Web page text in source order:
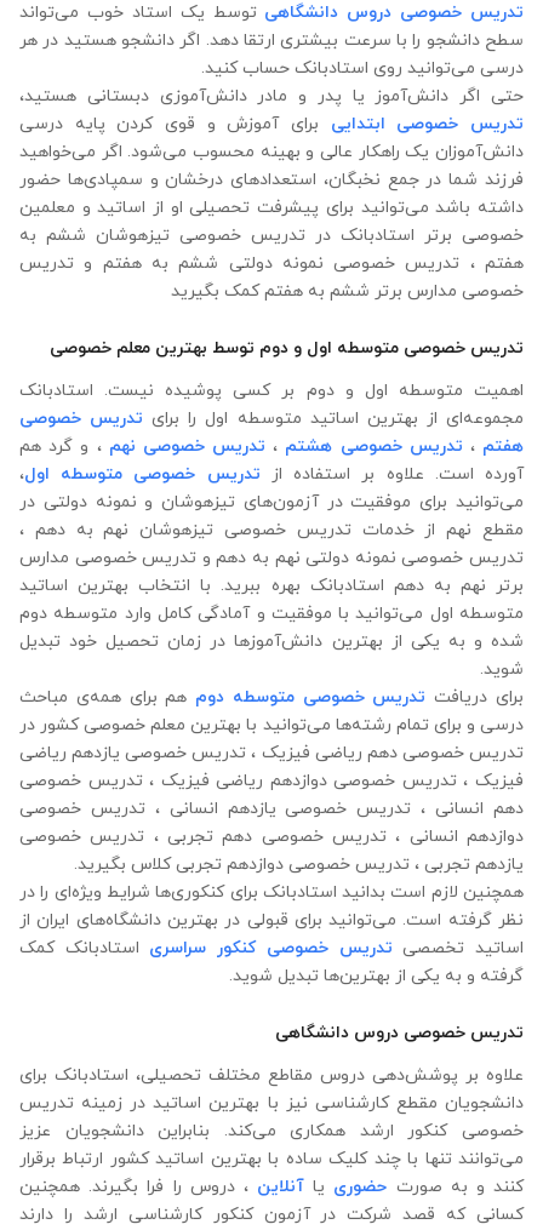
تدریس خصوصی دروس دانشگاهیتوسط یک استاد خوب می‌تواند
سطح دانشجو را با سرعت بیشتری ارتقا دهد. اگر دانشجو هستید در هر
درسی می‌توانید روی استادبانک حساب کنید.
حتی اگر دانش‌آموز یا پدر و مادر دانش‌آموزی دبستانی هستید،
تدریس خصوصی ابتدایی برای آموزش و قوی کردن پایه درسی
دانش‌آموزان یک راهکار عالی و بهینه محسوب می‌شود. اگر می‌خواهید
فرزند شما در جمع نخبگان، استعدادهای درخشان و سمپادی‌ها حضور
داشته باشد می‌توانید برای پیشرفت تحصیلی او از اساتید و معلمین
خصوصی برتر استادبانک در تدریس خصوصی تیزهوشان ششم به
هفتم ، تدریس خصوصی نمونه دولتی ششم به هفتم و تدریس
خصوصی مدارس برتر ششم به هفتم کمک بگیرید
تدریس خصوصی متوسطه اول و دوم توسط بهترین معلم خصوصی
اهمیت متوسطه اول و دوم بر کسی پوشیده نیست. استادبانک
مجموعه‌ای از بهترین اساتید متوسطه اول را برای تدریس خصوصی
هفتم، تدریس خصوصی هشتم ، تدریس خصوصی نهم، و گرد هم
آورده است. علاوه ‌بر استفاده از تدریس خصوصی متوسطه اول،
می‌توانید برای موفقیت در آزمون‌های تیزهوشان و نمونه دولتی در
مقطع نهم از خدمات تدریس خصوصی تیزهوشان نهم به دهم ،
تدریس خصوصی نمونه دولتی نهم به دهم و تدریس خصوصی مدارس
برتر نهم به دهم استادبانک بهره‌ ببرید. با انتخاب بهترین اساتید
متوسطه اول می‌توانید با موفقیت و آمادگی کامل وارد متوسطه دوم
شده و به یکی از بهترین دانش‌آموزها در زمان تحصیل خود تبدیل
شوید.
برای دریافت تدریس خصوصی متوسطه دوم هم برای همه‌ی مباحث
درسی و برای تمام رشته‌ها می‌‌‌‌‌‌توانید با بهترین معلم خصوصی کشور در
تدریس خصوصی دهم ریاضی فیزیک ، تدریس خصوصی یازدهم ریاضی
فیزیک ، تدریس خصوصی دوازدهم ریاضی فیزیک ، تدریس خصوصی
دهم انسانی ، تدریس خصوصی یازدهم انسانی ، تدریس خصوصی
دوازدهم انسانی ، تدریس خصوصی دهم تجربی ، تدریس خصوصی
یازدهم تجربی ، تدریس خصوصی دوازدهم تجربی کلاس بگیرید.
همچنین لازم است بدانید استادبانک برای کنکوری‌ها شرایط ویژه‌ای را در
نظر گرفته است. می‌توانید برای قبولی در بهترین دانشگاه‌های ایران از
اساتید تخصصی تدریس خصوصی کنکور سراسری استادبانک کمک
گرفته و به یکی از بهترین‌ها تبدیل شوید.
تدریس خصوصی دروس دانشگاهی
علاوه ‌بر پوشش‌دهی دروس مقاطع مختلف تحصیلی، استادبانک برای
دانشجویان مقطع کارشناسی نیز با بهترین اساتید در زمینه تدریس
خصوصی کنکور ارشد همکاری می‌کند. بنابراین دانشجویان عزیز
می‌توانند تنها با چند کلیک ساده با بهترین اساتید کشور ارتباط برقرار
کنند و به صورت حضوری یا آنلاین ، دروس را فرا بگیرند. همچنین
کسانی که قصد شرکت در آزمون کنکور کارشناسی ارشد را دارند